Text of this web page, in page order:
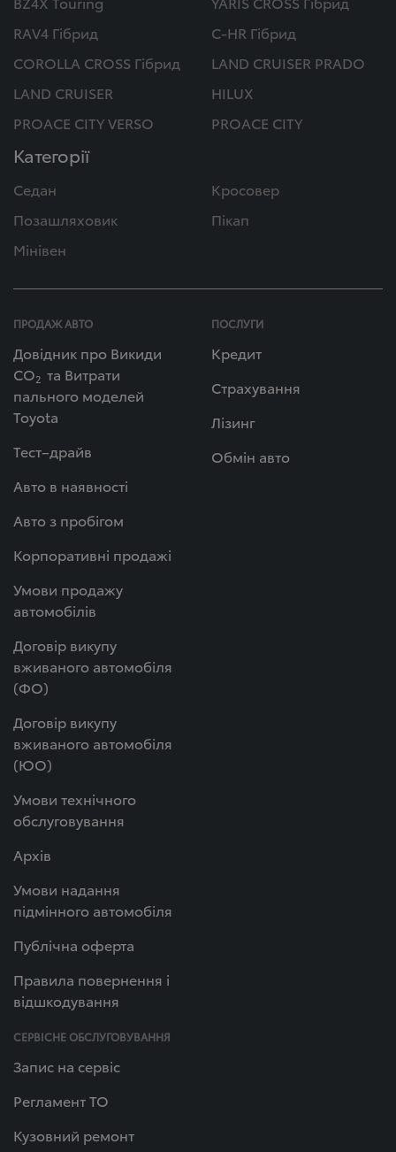
RAV4 Гібрид
C-HR Гібрид
COROLLA CROSS Гібрид
LAND CRUISER PRADO
LAND CRUISER
HILUX
PROACE CITY VERSO
PROACE CITY
Категорії
Седан
Кросовер
Позашляховик
Пікап
Мінівен
ПРОДАЖ АВТО
Довідник про Викиди
СО2 та Витрати
пального моделей
Toyota
Тест–драйв
Авто в наявності
Авто з пробігом
Корпоративні продажі
Умови продажу
автомобілів
Договір викупу
вживаного автомобіля
(ФО)
Договір викупу
вживаного автомобіля
(ЮО)
Умови технічного
обслуговування
Архів
Умови надання
підмінного автомобіля
Публічна оферта
Правила повернення і
відшкодування
ПОСЛУГИ
Кредит
Страхування
Лізинг
Обмін авто
СЕРВІСНЕ ОБСЛУГОВУВАННЯ
Запис на сервіс
Регламент ТО
Кузовний ремонт